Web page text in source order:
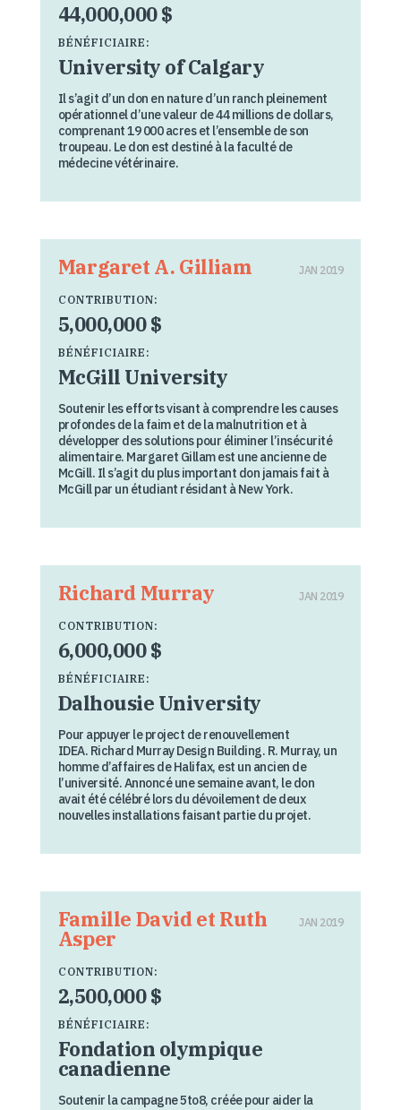
44,000,000 $
BÉNÉFICIAIRE:
University of Calgary
Il s’agit d’un don en nature d’un ranch pleinement
opérationnel d’une valeur de 44 millions de dollars,
comprenant 19 000 acres et l’ensemble de son
troupeau. Le don est destiné à la faculté de
médecine vétérinaire.
Margaret A. Gilliam JAN 2019
CONTRIBUTION:
5,000,000 $
BÉNÉFICIAIRE:
McGill University
Soutenir les efforts visant à comprendre les causes
profondes de la faim et de la malnutrition et à
développer des solutions pour éliminer l’insécurité
alimentaire. Margaret Gillam est une ancienne de
McGill. Il s’agit du plus important don jamais fait à
McGill par un étudiant résidant à New York.
Richard Murray JAN 2019
CONTRIBUTION:
6,000,000 $
BÉNÉFICIAIRE:
Dalhousie University
Pour appuyer le project de renouvellement
IDEA. Richard Murray Design Building. R. Murray, un
homme d’affaires de Halifax, est un ancien de
l’université. Annoncé une semaine avant, le don
avait été célébré lors du dévoilement de deux
nouvelles installations faisant partie du projet.
Famille David et Ruth
Asper
JAN 2019
CONTRIBUTION:
2,500,000 $
BÉNÉFICIAIRE:
Fondation olympique
canadienne
Soutenir la campagne 5to8, créée pour aider la